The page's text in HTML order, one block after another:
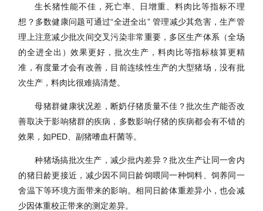
生长猪性能不佳，死亡率、日增重、料肉比等指标不理
想？多数健康问题可通过“全进全出” 管理减少其危害，生产管
理上注意减少批次间交叉污染非常重要，多区生产体系（全场
的全进全出）效果更好，批次生产，料肉比等指标核算更精
准，有度量才会有改善，目前连续性生产的大型猪场，没有批
次生产，料肉比很难搞清楚。
母猪群健康状况差，断奶仔猪质量不佳？批次生产能否改
善取决于影响猪群的疾病，多数影响仔猪的疾病都会有不错的
效果，如PED、副猪嗜血杆菌等。
种猪场搞批次生产，减少批内差异？批次生产让同一舍内
的猪日龄更接近，减少因不同日龄饲喂同一种饲料、饲养同一
舍温下等环境方面带来的影响。相同日龄体重差异小，也会减
少因体重校正带来的测定差异。